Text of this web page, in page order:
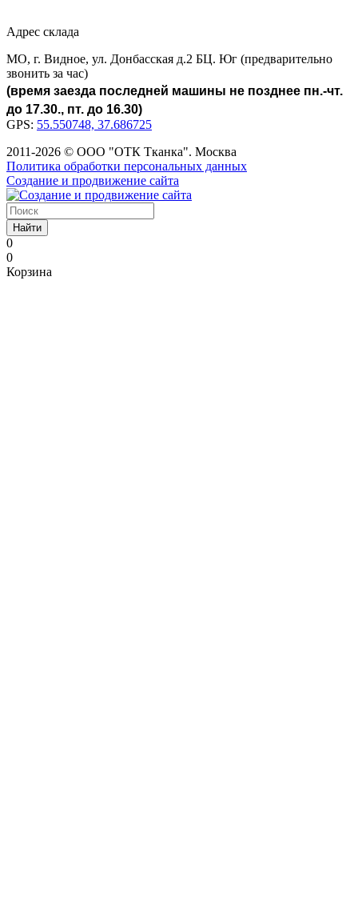
Адрес склада
МО, г. Видное, ул. Донбасская д.2 БЦ. Юг (предварительно
звонить за час)
(время заезда последней машины не позднее пн.-чт.
до 17.30., пт. до 16.30)
GPS: 55.550748, 37.686725
2011-2026 © ООО "ОТК Тканка". Москва
Политика обработки персональных данных
Создание и продвижение сайта
Найти
0
0
Корзина